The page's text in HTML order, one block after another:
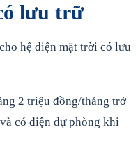
lưu trữ
hệ điện mặt trời có lưu
2 triệu đồng/tháng trở
có điện dự phòng khi